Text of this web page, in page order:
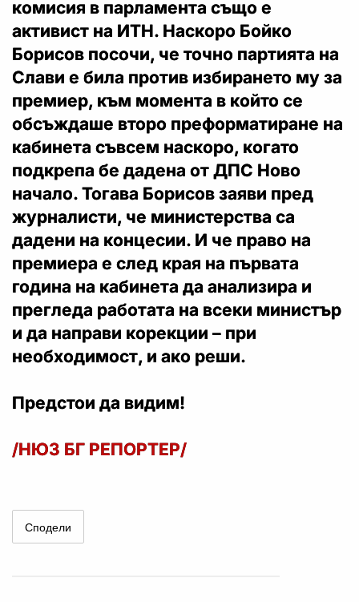
комисия в парламента също е
активист на ИТН. Наскоро Бойко
Борисов посочи, че точно партията на
Слави е била против избирането му за
премиер, към момента в който се
обсъждаше второ преформатиране на
кабинета съвсем наскоро, когато
подкрепа бе дадена от ДПС Ново
начало. Тогава Борисов заяви пред
журналисти, че министерства са
дадени на концесии. И че право на
премиера е след края на първата
година на кабинета да анализира и
прегледа работата на всеки министър
и да направи корекции – при
необходимост, и ако реши.
Предстои да видим!
/НЮЗ БГ РЕПОРТЕР/
Сподели